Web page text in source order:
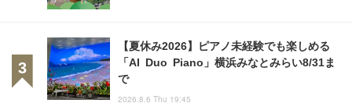
【夏休み2026】ピアノ未経験でも楽しめる
「AI Duo Piano」横浜みなとみらい8/31ま
で
2026.8.6 Thu 19:45